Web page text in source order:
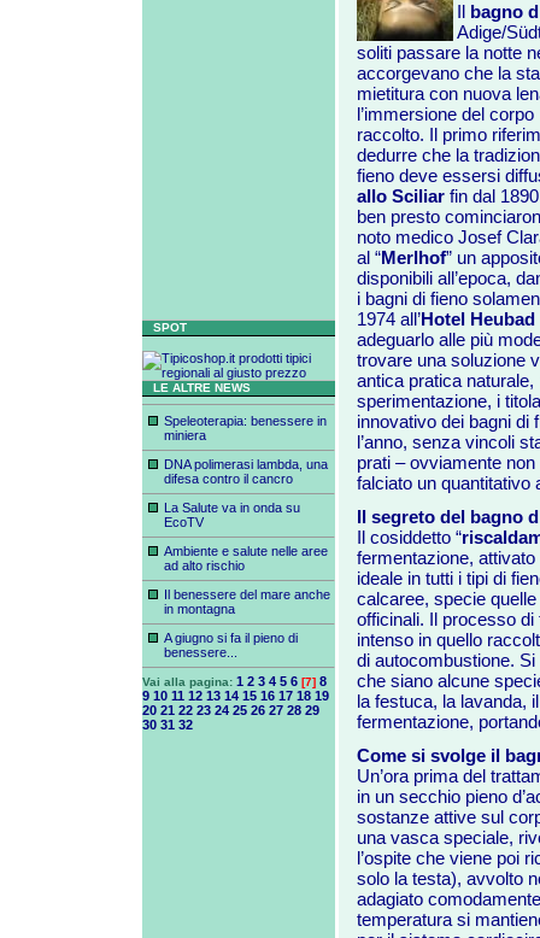
SPOT
LE ALTRE NEWS
Speleoterapia: benessere in
miniera
DNA polimerasi lambda, una
difesa contro il cancro
La Salute va in onda su
EcoTV
Ambiente e salute nelle aree
ad alto rischio
Il benessere del mare anche
in montagna
A giugno si fa il pieno di
benessere...
Vai alla pagina: 1 2 3 4 5 6 [7] 8
9 10 11 12 13 14 15 16 17 18 19
20 21 22 23 24 25 26 27 28 29
30 31 32
Il bagno
Adige/
soliti passare la notte
accorgevano che la
mietitura con nuova
l’immersione del corpo
raccolto. Il primo
dedurre che la
fieno deve essersi
allo Sciliar fin dal
ben presto
noto medico Josef
al “Merlhof” un
disponibili all’epoca,
i bagni di fieno
1974 all’Hotel Heubad
adeguarlo alle più
trovare una soluzione
antica pratica
sperimentazione, i
innovativo dei bagni di
l’anno, senza vincoli
prati – ovviamente
falciato un quantitativo
Il segreto del bagno
Il cosiddetto “
fermentazione,
ideale in tutti i tipi di
calcaree, specie
officinali. Il processo
intenso in quello
di autocombustione.
che siano alcune
la festuca, la lavanda,
fermentazione,
Come si svolge il
Un’ora prima del
in un secchio pieno
sostanze attive sul
una vasca speciale,
l’ospite che viene poi
solo la testa), avvolto
adagiato
temperatura si